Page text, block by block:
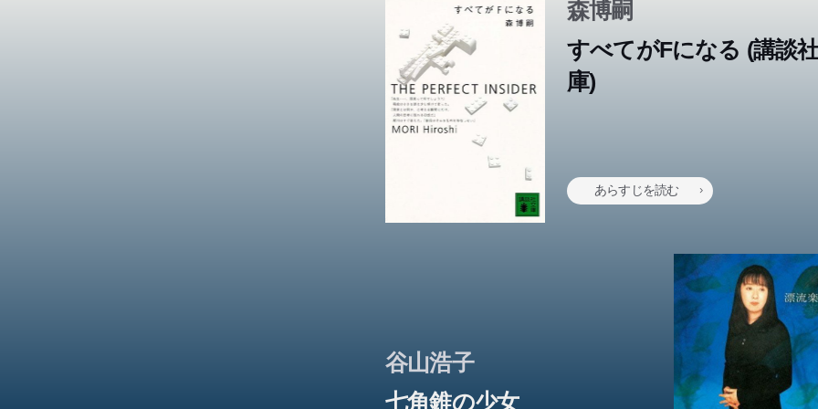
森博嗣
すべてがFになる (講談
庫)
あらすじを読む
この本のあらすじは準備中です。Amazonで読むこともできます。
谷山浩子
七角錐の少女